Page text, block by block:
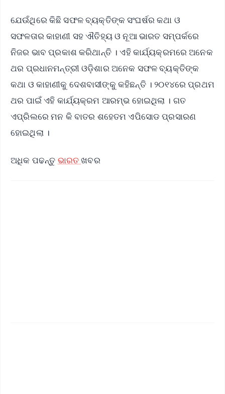
ଯେଉଁଥିରେ କିଛି ସଫଳ ବ୍ୟକ୍ତିଙ୍କ ସଂଘର୍ଷର କଥା ଓ
ସଫଳତାର କାହାଣୀ ସହ ଐତିହ୍ୟ ଓ ନୂଆ ଭାରତ ସମ୍ପର୍କରେ
ନିଜର ଭାବ ପ୍ରକାଶ କରିଥାନ୍ତି । ଏହି କାର୍ଯ୍ୟକ୍ରମରେ ଅନେକ
ଥର ପ୍ରଧାନମନ୍ତ୍ରୀ ଓଡ଼ିଶାର ଅନେକ ସଫଳ ବ୍ୟକ୍ତିଙ୍କ
କଥା ଓ କାହାଣୀକୁ ଦେଶବାସୀଙ୍କୁ କହିଛନ୍ତି । ୨୦୧୪ରେ ପ୍ରଥମ
ଥର ପାଇଁ ଏହି କାର୍ଯ୍ୟକ୍ରମ ଆରମ୍ଭ ହୋଇଥିଲା । ଗତ
ଏପ୍ରିଲରେ ମନ କି ବାତର ଶହେତମ ଏପିସୋଡ ପ୍ରସାରଣ
ହୋଇଥିଲା ।
ଅଧିକ ପଢନ୍ତୁ ଭାରତଖବର